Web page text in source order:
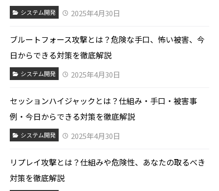
システム開発 2025年4月30日
ブルートフォース攻撃とは？危険な手口、怖い被害、今
日からできる対策を徹底解説
システム開発 2025年4月30日
セッションハイジャックとは？仕組み・手口・被害事
例・今日からできる対策を徹底解説
システム開発 2025年4月30日
リプレイ攻撃とは？仕組みや危険性、あなたの取るべき
対策を徹底解説